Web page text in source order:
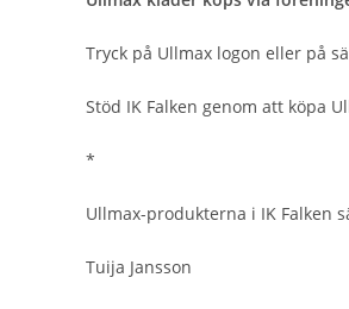
Tryck på Ullmax logon eller på
Stöd IK Falken genom att köpa
*
Ullmax-produkterna i IK Falken
Tuija Jansson